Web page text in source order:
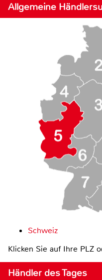
Allgemeine
Schweiz
Klicken Sie auf Ihre PLZ
Händler des Tages